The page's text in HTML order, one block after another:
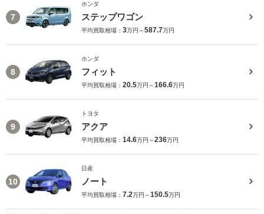
7
ホンダ
ステップワゴン
平均買取相場： 3万円～587.7万円
8
ホンダ
フィット
平均買取相場： 20.5万円～166.6万円
9
トヨタ
アクア
平均買取相場： 14.6万円～236万円
10
日産
ノート
平均買取相場： 7.2万円～150.5万円